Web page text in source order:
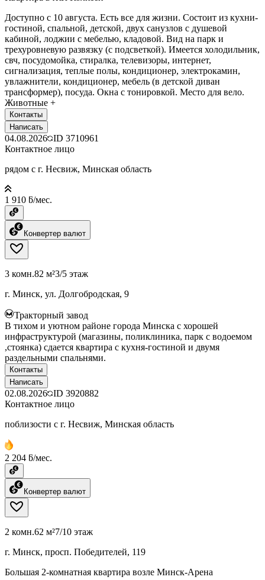
Доступно с 10 августа. Есть все для жизни. Состоит из кухни-
гостиной, спальной, детской, двух санузлов с душевой
кабиной, лоджии с мебелью, кладовой. Вид на парк и
трехуровневую развязку (с подсветкой). Имеется холодильник,
свч, посудомойка, стиралка, телевизоры, интернет,
сигнализация, теплые полы, кондиционер, электрокамин,
увлажнители, кондиционер, мебель (в детской диван
трансформер), посуда. Окна с тонировкой. Место для вело.
Животные +
Контакты
Написать
04.08.2026 ID 3710961
Контактное лицо
рядом с г. Несвиж, Минская область
1 910 ƃ/мес.
Конвертер валют
3 комн.82 м²3/5 этаж
г. Минск, ул. Долгобродская, 9
Тракторный завод
В тихом и уютном районе города Минска с хорошей
инфраструктурой (магазины, поликлиника, парк с водоемом
,стоянка) сдается квартира с кухня-гостиной и двумя
раздельными спальнями.
Контакты
Написать
02.08.2026 ID 3920882
Контактное лицо
поблизости с г. Несвиж, Минская область
2 204 ƃ/мес.
Конвертер валют
2 комн.62 м²7/10 этаж
г. Минск, просп. Победителей, 119
Большая 2-комнатная квартира возле Минск-Арена